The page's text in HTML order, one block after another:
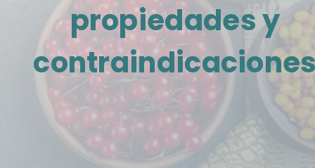
propiedades y